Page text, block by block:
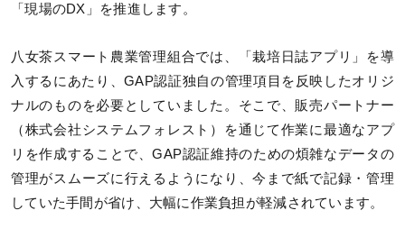
「現場のDX」を推進します。
八女茶スマート農業管理組合では、「栽培日誌アプリ」を導
入するにあたり、GAP認証独自の管理項目を反映したオリジ
ナルのものを必要としていました。そこで、販売パートナー
（株式会社システムフォレスト）を通じて作業に最適なアプ
リを作成することで、GAP認証維持のための煩雑なデータの
管理がスムーズに行えるようになり、今まで紙で記録・管理
していた手間が省け、大幅に作業負担が軽減されています。